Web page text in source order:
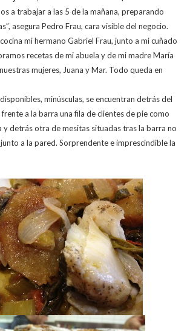
a trabajar a las 5 de la mañana, preparando
asegura Pedro Frau, cara visible del negocio.
mi hermano Gabriel Frau, junto a mi cuñado
recetas de mi abuela y de mi madreMaría
mujeres, Juana y Mar. Todo queda en
disponibles, minúsculas, se encuentran detrás del
a la barra una fila de clientes de pie como
y detrásotra de mesitas situadas tras la barra no
a la pared. Sorprendente e imprescindible la